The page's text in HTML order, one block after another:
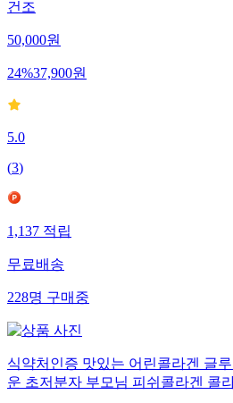
건조
50,000원
24%37,900원
5.0
(3)
1,137적립
무료배송
228명구매중
식약처인증 맛있는 어린콜라겐 글
운 초저분자 부모님 피쉬콜라겐 콜